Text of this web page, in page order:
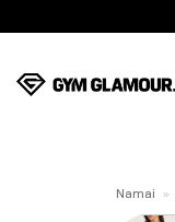
to
Namai »